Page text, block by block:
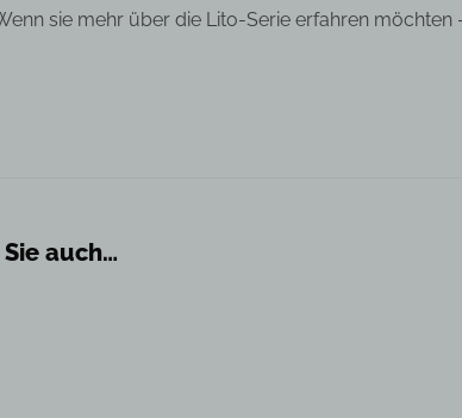
sie mehr über die Lito-Serie erfahren möchten
auch…